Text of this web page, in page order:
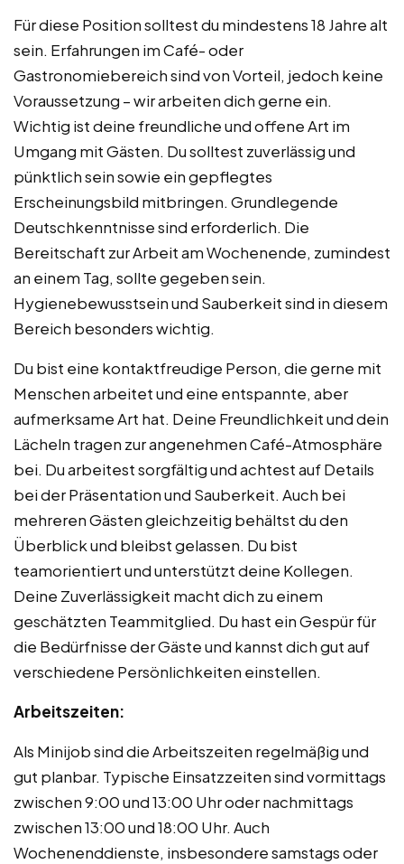
Für diese Position solltest du mindestens 18 Jahre alt
sein. Erfahrungen im Café- oder
Gastronomiebereich sind von Vorteil, jedoch keine
Voraussetzung – wir arbeiten dich gerne ein.
Wichtig ist deine freundliche und offene Art im
Umgang mit Gästen. Du solltest zuverlässig und
pünktlich sein sowie ein gepflegtes
Erscheinungsbild mitbringen. Grundlegende
Deutschkenntnisse sind erforderlich. Die
Bereitschaft zur Arbeit am Wochenende, zumindest
an einem Tag, sollte gegeben sein.
Hygienebewusstsein und Sauberkeit sind in diesem
Bereich besonders wichtig.
Du bist eine kontaktfreudige Person, die gerne mit
Menschen arbeitet und eine entspannte, aber
aufmerksame Art hat. Deine Freundlichkeit und dein
Lächeln tragen zur angenehmen Café-Atmosphäre
bei. Du arbeitest sorgfältig und achtest auf Details
bei der Präsentation und Sauberkeit. Auch bei
mehreren Gästen gleichzeitig behältst du den
Überblick und bleibst gelassen. Du bist
teamorientiert und unterstützt deine Kollegen.
Deine Zuverlässigkeit macht dich zu einem
geschätzten Teammitglied. Du hast ein Gespür für
die Bedürfnisse der Gäste und kannst dich gut auf
verschiedene Persönlichkeiten einstellen.
Arbeitszeiten:
Als Minijob sind die Arbeitszeiten regelmäßig und
gut planbar. Typische Einsatzzeiten sind vormittags
zwischen 9:00 und 13:00 Uhr oder nachmittags
zwischen 13:00 und 18:00 Uhr. Auch
Wochenenddienste, insbesondere samstags oder